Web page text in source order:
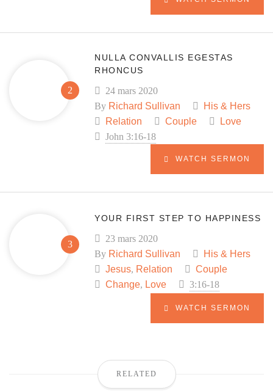
NULLA CONVALLIS EGESTAS
RHONCUS
24 mars 2020
By Richard Sullivan
His & Hers
Relation
Couple
Love
John 3:16-18
WATCH SERMON
YOUR FIRST STEP TO HAPPINESS
23 mars 2020
By Richard Sullivan
His & Hers
Jesus, Relation
Couple
Change, Love 3:16-18
WATCH SERMON
RELATED